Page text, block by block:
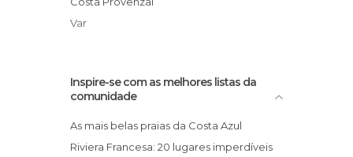
Var
Inspire-se com as melhores listas da
comunidade
As mais belas praias da Costa Azul
Riviera Francesa: 20 lugares imperdíveis